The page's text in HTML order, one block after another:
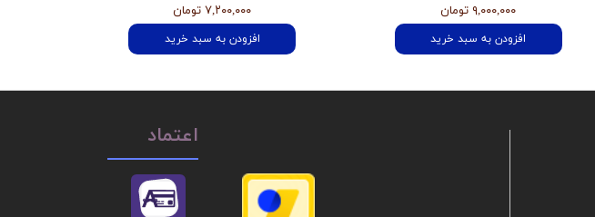
۹,۰۰۰,۰۰۰ تومان
افزودن به سبد خرید
۷,۲۰۰,۰۰۰ تومان
افزودن به سبد خرید
اعتماد